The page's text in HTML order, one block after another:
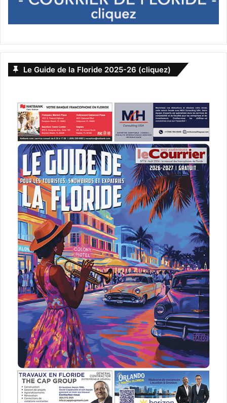
Une femme de 50 ans à l’esprit libre cherche l’amour dans
les clubs de danse de Los Angleles.
[ot-video type= »youtube »
url= »https://youtu.be/YCwCdQK2Qss »]
Le 15 mars :
Wonder Park
Wonder Park est un film qui raconte l’histoire d’un
magnifique parc d’attractions où l’imagination d’une fille
très créative, June, prend vie.
[ot-video type= »youtube »
url= »https://youtu.be/VML6rQWssSk »]
Le 15 mars :
Five Feet Apart
Le Guide de la Floride 2025-26 (cliquez)